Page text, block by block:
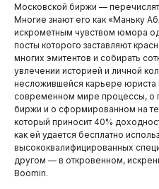
Московской биржи —
Многие знают его как «Маньку
искрометным чувством юмора
посты которого заставляют
многих эмитентов и собирать
увлечении историей и личной
несложившейся карьере юриста
современном мире процессы, о
биржи и о сформированном на
который приносит 40%
как ей удается бесплатно
высококвалифицированных
другом — в откровенном,
Boomin.